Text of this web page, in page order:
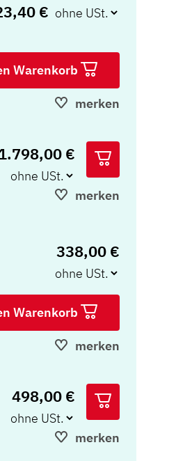
€
Warenkorb
merken
€
merken
338,00 €
Warenkorb
merken
498,00 €
merken